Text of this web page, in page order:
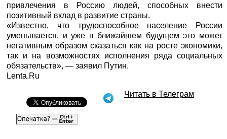
привлечения в Россию людей, способных внести
позитивный вклад в развитие страны.
«Известно, что трудоспособное население России
уменьшается, и уже в ближайшем будущем это может
негативным образом сказаться как на росте экономики,
так и на возможностях исполнения ряда социальных
обязательств», — заявил Путин.
Lenta.Ru
Читать в Телеграм